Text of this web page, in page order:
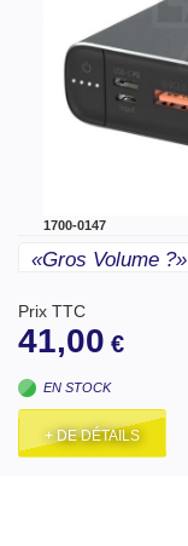
1700-0147
«gros Volume ?»
Prix TTC
41,00 €
EN STOCK
+ DE DÉTAILS